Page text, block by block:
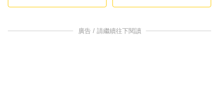
廣告 / 請繼續往下閱讀